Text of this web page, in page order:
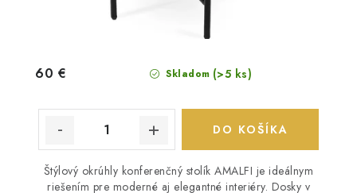
Skladom (>5 ks)
60 €
DO KOŠÍKA
Štýlový okrúhly konferenčný stolík AMALFI je ideálnym
riešením pre moderné aj elegantné interiéry. Dosky v